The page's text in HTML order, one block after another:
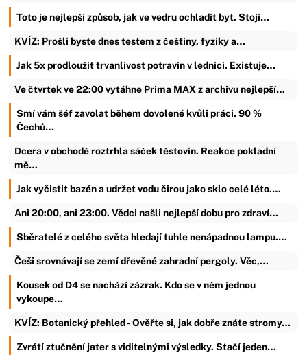
Toto je nejlepší způsob, jak ve vedru ochladit byt. Stojí…
KVÍZ: Prošli byste dnes testem z češtiny, fyziky a…
Jak 5x prodloužit trvanlivost potravin v lednici. Existuje…
Ve čtvrtek ve 22:00 vytáhne Prima MAX z archivu nejlepší…
Smí vám šéf zavolat během dovolené kvůli práci. 90 %
Čechů…
Dcera v obchodě roztrhla sáček těstovin. Reakce pokladní
mě…
Jak vyčistit bazén a udržet vodu čirou jako sklo celé léto.…
Ani 20:00, ani 23:00. Vědci našli nejlepší dobu pro zdraví…
Sběratelé z celého světa hledají tuhle nenápadnou lampu.…
Češi srovnávají se zemí dřevěné zahradní pergoly. Věc,…
Kousek od D4 se nachází zázrak. Kdo se v něm jednou
vykoupe…
KVÍZ: Botanický přehled - Ověřte si, jak dobře znáte stromy…
Zvrátí ztučnění jater s viditelnými výsledky. Stačí jeden…